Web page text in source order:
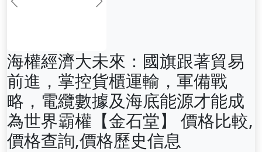
前一张 下一张
海權經濟大未來：國旗跟著貿易
前進，掌控貨櫃運輸，軍備戰
略，電纜數據及海底能源才能成
為世界霸權【金石堂】 價格比較,
價格查詢,價格歷史信息